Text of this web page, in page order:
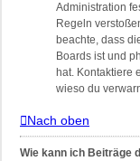
Administration
Regeln
beachte, dass
Boards ist und
hat. Kontaktiere
wieso du
Nach oben
Wie kann ich Beiträge